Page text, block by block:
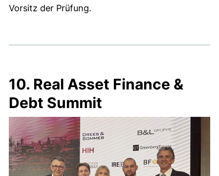
Vorsitz der Prüfung.
10. Real Asset Finance &
Debt Summit